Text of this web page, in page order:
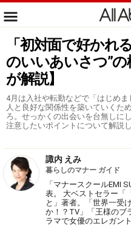
「初対面で好かれ
のいいあいさつ”
が解説】
4月は入社や転勤などで「はじめ
人と良好な関係性を築いていくた
ろ。せっかくの出会いを台無しに
注意したいポイントについて解説し
諏内 えみ
暮らしのマナー ガイド
「マナースクールEMI
表。 大ベストセラー「
と」著者。「世界一受
か！？TV」「王様のブ
ラマで女優のエレガン